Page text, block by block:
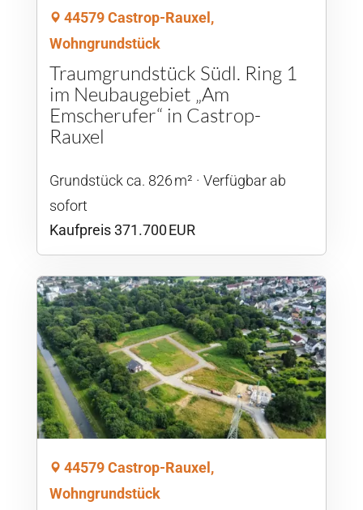
44579 Castrop-Rauxel,
Wohngrundstück
Traumgrundstück Südl. Ring 1
im Neubaugebiet „Am
Emscherufer“ in Castrop-
Rauxel
Grund­stück ca. 826 m²
Verfügbar ab
sofort
Kaufpreis 371.700 EUR
44579 Castrop-Rauxel,
Wohngrundstück